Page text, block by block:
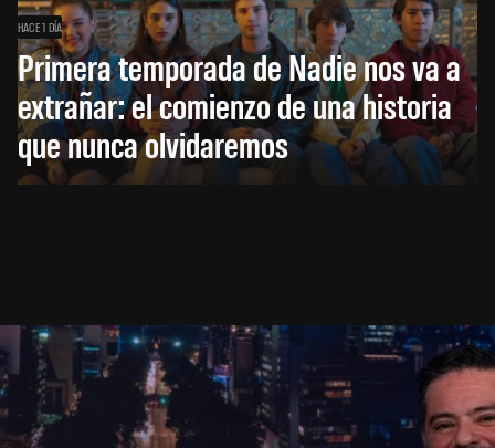
HACE 1 DÍA
Primera temporada de Nadie nos va a
extrañar: el comienzo de una historia
que nunca olvidaremos